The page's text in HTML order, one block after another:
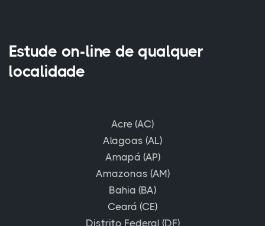
Estude on-line de qualquer
localidade
Acre (AC)
Alagoas (AL)
Amapá (AP)
Amazonas (AM)
Bahia (BA)
Ceará (CE)
Distrito Federal (DF)